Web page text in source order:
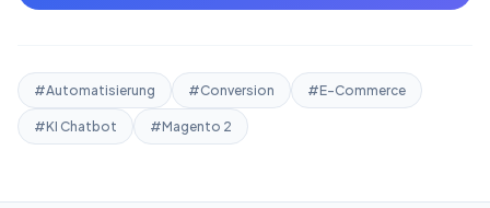
#Automatisierung #Conversion #E-Commerce
#KI Chatbot #Magento 2